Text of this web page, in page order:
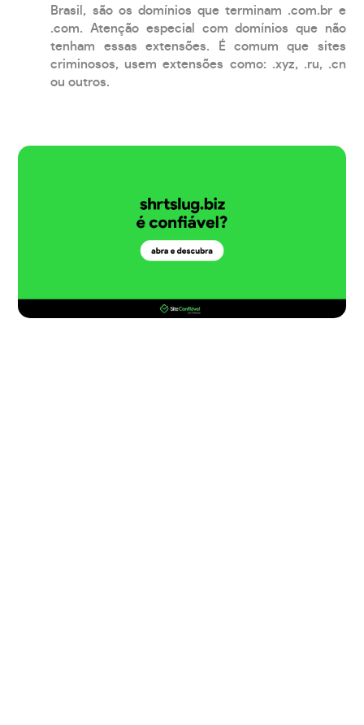
Brasil, são os domínios que terminam .com.br e
.com. Atenção especial com domínios que não
tenham essas extensões. É comum que sites
criminosos, usem extensões como: .xyz, .ru, .cn
ou outros.